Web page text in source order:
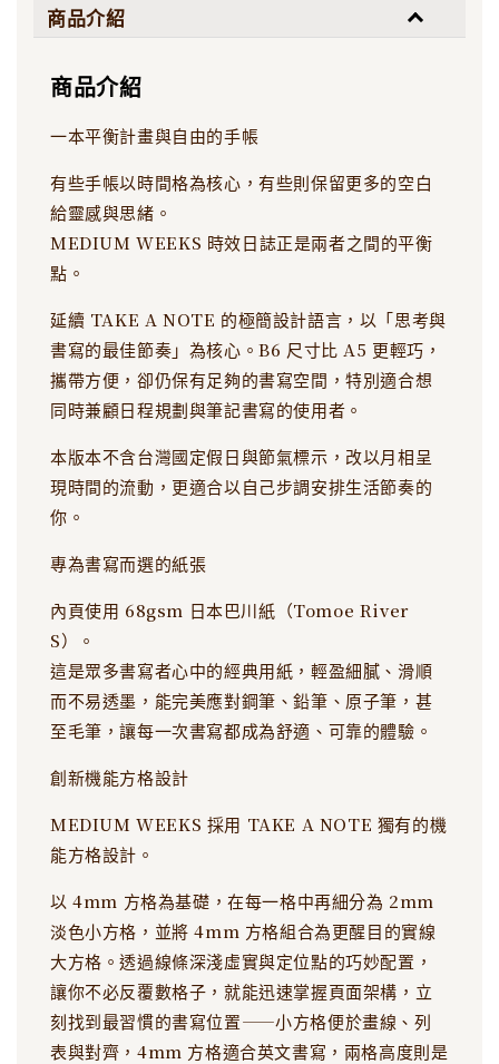
商品介紹
商品介紹
一本平衡計畫與自由的手帳
有些手帳以時間格為核心，有些則保留更多的空白
給靈感與思緒。
MEDIUM WEEKS 時效日誌正是兩者之間的平衡
點。
延續 TAKE A NOTE 的極簡設計語言，以「思考與
書寫的最佳節奏」為核心。B6 尺寸比 A5 更輕巧，
攜帶方便，卻仍保有足夠的書寫空間，特別適合想
同時兼顧日程規劃與筆記書寫的使用者。
本版本不含台灣國定假日與節氣標示，改以月相呈
現時間的流動，更適合以自己步調安排生活節奏的
你。
專為書寫而選的紙張
內頁使用 68gsm 日本巴川紙（Tomoe River
S）。
這是眾多書寫者心中的經典用紙，輕盈細膩、滑順
而不易透墨，能完美應對鋼筆、鉛筆、原子筆，甚
至毛筆，讓每一次書寫都成為舒適、可靠的體驗。
創新機能方格設計
MEDIUM WEEKS 採用 TAKE A NOTE 獨有的機
能方格設計。
以 4mm 方格為基礎，在每一格中再細分為 2mm
淡色小方格，並將 4mm 方格組合為更醒目的實線
大方格。透過線條深淺虛實與定位點的巧妙配置，
讓你不必反覆數格子，就能迅速掌握頁面架構，立
刻找到最習慣的書寫位置——小方格便於畫線、列
表與對齊，4mm 方格適合英文書寫，兩格高度則是